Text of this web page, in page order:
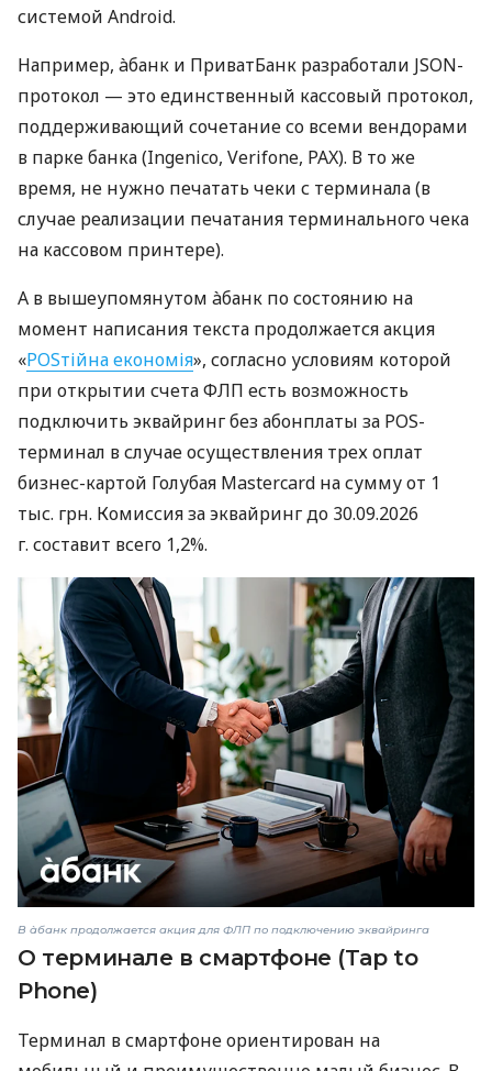
системой Android.
Например, àбанк и ПриватБанк разработали JSON-
протокол — это единственный кассовый протокол,
поддерживающий сочетание со всеми вендорами
в парке банка (Ingenico, Verifone, PAX). В то же
время, не нужно печатать чеки с терминала (в
случае реализации печатания терминального чека
на кассовом принтере).
А в вышеупомянутом àбанк по состоянию на
момент написания текста продолжается акция
«POSтійна економія», согласно условиям которой
при открытии счета ФЛП есть возможность
подключить эквайринг без абонплаты за POS-
терминал в случае осуществления трех оплат
бизнес-картой Голубая Mastercard на сумму от 1
тыс. грн. Комиссия за эквайринг до 30.09.2026
г. составит всего 1,2%.
В àбанк продолжается акция для ФЛП по подключению эквайринга
О терминале в смартфоне (Tap to
Phone)
Терминал в смартфоне ориентирован на